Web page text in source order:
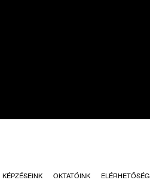
KÉPZÉSEINK OKTATÓINK ELÉRHETŐSÉG